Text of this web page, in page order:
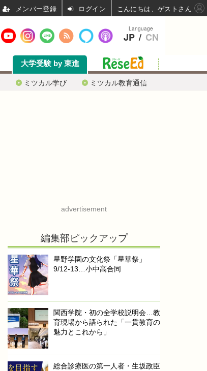
ミツカル学び ミツカル教育通信
大学受験 by 東進
advertisement
編集部ピックアップ
星野学園の文化祭「星華祭」
9/12-13…小中高合同
関西学院・初の全学校説明会…教
育現場から語られた「一貫教育の
魅力とこれから」
総合診療医の第一人者・生坂政臣
Language
JP / CN
ログイン こんにちは、ゲストさん